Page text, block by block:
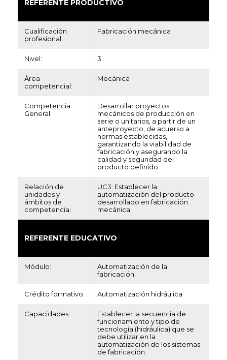
REFERENTE PRODUCTIVO
Cualificación
profesional:
Fabricación mecánica
Nivel: 3
Área
competencial:
Mecánica
Competencia
General:
Desarrollar proyectos
mecánicos de producción en
serie o unitarios, a partir de un
anteproyecto, de acuerso a
normas establecidas,
garantizando la viabilidad de
fabricación y asegurando la
calidad y seguridad del
producto definido.
Relación de
unidades y
ámbitos de
competencia:
UC3: Establecer la
automatización del producto
desarrollado en fabricación
mecánica
REFERENTE EDUCATIVO
Módulo:
Automatización de la
fabricación
Crédito formativo: Automatización hidráulica
Capacidades:
Establecer la secuencia de
funcionamiento y tipo de
tecnología (hidráulica) que se
debe utilizar en la
automatización de los sistemas
de fabricación.